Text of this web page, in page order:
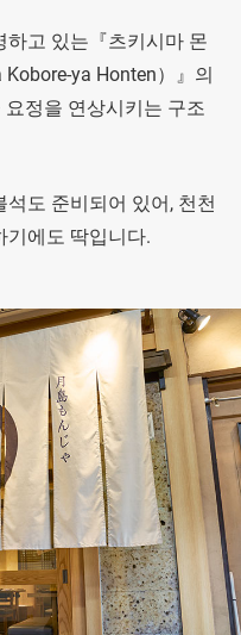
고 있는『츠키시마 몬
ya Honten）』의
정을 연상시키는 구조
도 준비되어 있어, 천천
기에도 딱입니다.